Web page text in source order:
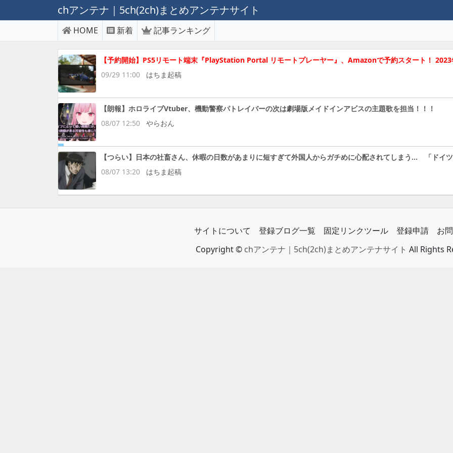
chアンテナ｜5ch(2ch)まとめアンテナサイト
HOME 新着 記事ランキング
【予約開始】PS5リモート端末『PlayStation Portal リモートプレーヤー』、Amazonで予約スタート！
09/29 11:00
はちま起稿
【朗報】ホロライブVtuber、機動警察パトレイバーの次は劇場版メイドインアビスの主題歌を担当！！！
08/07 12:50
やらおん
【つらい】日本の社畜さん、休暇の日数があまりに短すぎて外国人からガチめに心配されてしまう… 「ド
08/07 13:20
はちま起稿
サイトについて 登録ブログ一覧 固定リンクツール 登録申請
お
Copyright © chアンテナ｜5ch(2ch)まとめアンテナサイト All Rights